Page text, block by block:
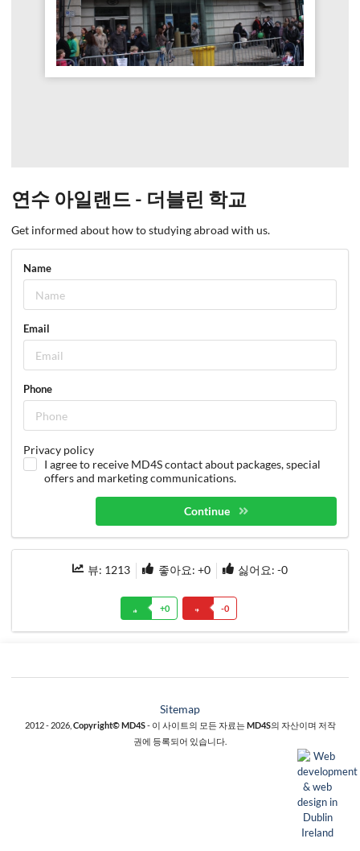
연수 아일랜드 - 더블린 학교
Get informed about how to studying abroad with us.
Name
Email
Phone
Privacy policy
I agree to receive MD4S contact about packages, special
offers and marketing communications.
Continue
뷰: 1213 좋아요: +0 싫어요: -0
+0 -0
Sitemap
2012 - 2026, Copyright© MD4S- 이 사이트의 모든 자료는MD4S의 자산이며 저작
권에 등록되어 있습니다.